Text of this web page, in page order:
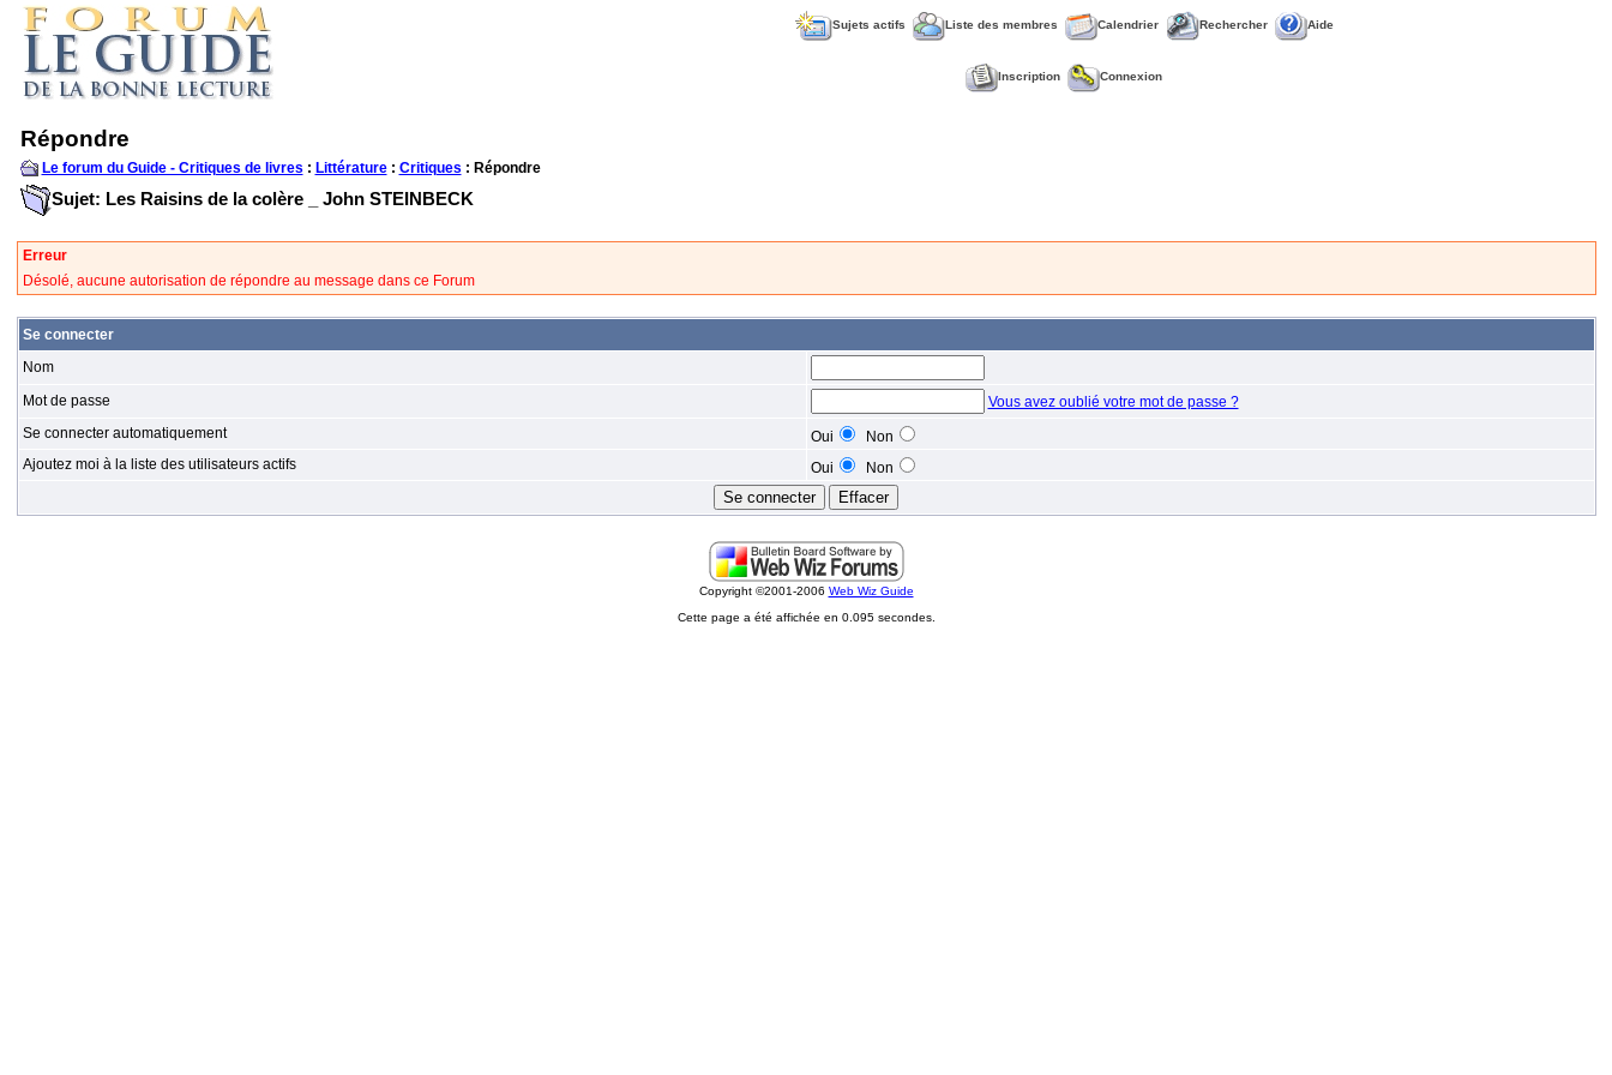
Sujets actifs Liste des membres Calendrier Rechercher Aide
Inscription Connexion
Répondre
Le forum du Guide - Critiques de livres : Littérature: Critiques : Répondre
Sujet: Les Raisins de la colère _ John STEINBECK
Erreur
Désolé, aucune autorisation de répondre au message dans ce Forum
Se connecter
Nom
Mot de passe
Vous avez oublié votre mot de passe ?
Se connecter automatiquement
Oui
Non
Ajoutez moi à la liste des utilisateurs actifs
Oui Non
Copyright ©2001-2006 Web Wiz Guide
Cette page a été affichée en 0.095 secondes.